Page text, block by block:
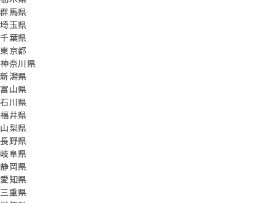
群馬県
埼玉県
千葉県
東京都
神奈川県
新潟県
富山県
石川県
福井県
山梨県
長野県
岐阜県
静岡県
愛知県
三重県